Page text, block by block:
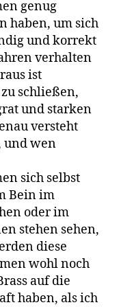
genug
haben, um sich
und korrekt
verhalten
ist
schließen,
und starken
versteht
und wen
sich selbst
Bein im
oder im
stehen sehen,
diese
wohl noch
auf die
haben, als ich